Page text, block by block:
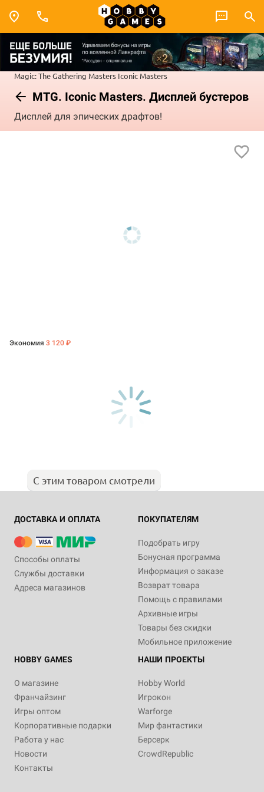
Magic: The Gathering Masters Iconic Masters
MTG. Iconic Masters. Дисплей бустеров
Дисплей для эпических драфтов!
Экономия 3 120 ₽
С этим товаром смотрели
ДОСТАВКА И ОПЛАТА
Способы оплаты
Службы доставки
Адреса магазинов
ПОКУПАТЕЛЯМ
Подобрать игру
Бонусная программа
Информация о заказе
Возврат товара
Помощь с правилами
Архивные игры
Товары без скидки
Мобильное приложение
HOBBY GAMES
О магазине
Франчайзинг
Игры оптом
Корпоративные подарки
Работа у нас
Новости
Контакты
НАШИ ПРОЕКТЫ
Hobby World
Игрокон
Warforge
Мир фантастики
Берсерк
CrowdRepublic